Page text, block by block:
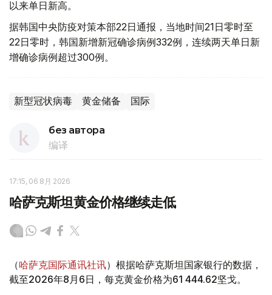
以来单日新高。
据韩国中央防疫对策本部22日通报，当地时间21日零时至
22日零时，韩国新增新冠确诊病例332例，连续两天单日新
增确诊病例超过300例。
新型冠状病毒 黄金储备 国际
без автора
编译
17:15, 06 8月 2026
哈萨克斯坦黄金价格继续走低
（哈萨克国际通讯社讯）根据哈萨克斯坦国家银行的数据，
截至2026年8月6日，每克黄金价格为61 444.62坚戈。